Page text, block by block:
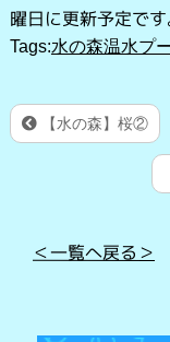
曜日に更新予定です
Tags:水の森温水プ
【水の森】桜②
＜一覧へ戻る＞